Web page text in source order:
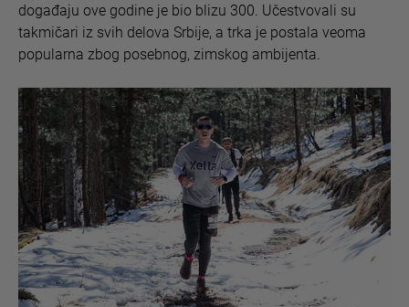
događaju ove godine je bio blizu 300. Učestvovali su
takmičari iz svih delova Srbije, a trka je postala veoma
popularna zbog posebnog, zimskog ambijenta.